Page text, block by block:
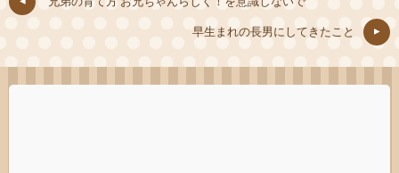
早生まれの長男にしてきたこと